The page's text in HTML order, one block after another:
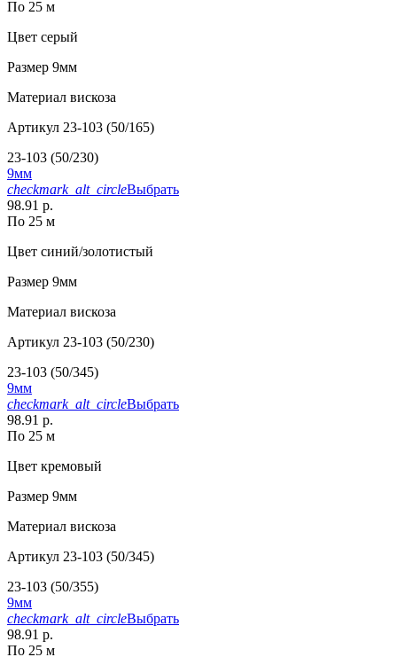
По 25 м
Цвет серый
Размер 9мм
Материал вискоза
Артикул 23-103 (50/165)
23-103 (50/230)
9мм
checkmark_alt_circleВыбрать
98.91 р.
По 25 м
Цвет синий/золотистый
Размер 9мм
Материал вискоза
Артикул 23-103 (50/230)
23-103 (50/345)
9мм
checkmark_alt_circleВыбрать
98.91 р.
По 25 м
Цвет кремовый
Размер 9мм
Материал вискоза
Артикул 23-103 (50/345)
23-103 (50/355)
9мм
checkmark_alt_circleВыбрать
98.91 р.
По 25 м